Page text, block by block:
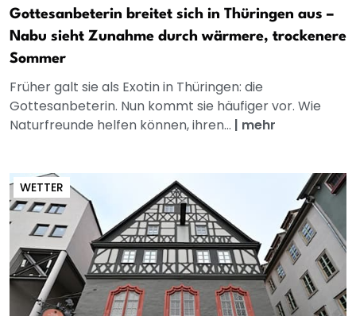
Gottesanbeterin breitet sich in Thüringen aus –
Nabu sieht Zunahme durch wärmere, trockenere
Sommer
Früher galt sie als Exotin in Thüringen: die
Gottesanbeterin. Nun kommt sie häufiger vor. Wie
Naturfreunde helfen können, ihren... | mehr
WETTER